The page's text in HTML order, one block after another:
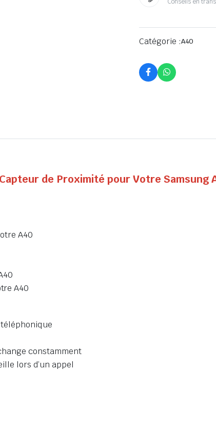
Catégorie :A40
de Proximité pour Votre Samsung
A40
A40
constamment
lors d’un appel